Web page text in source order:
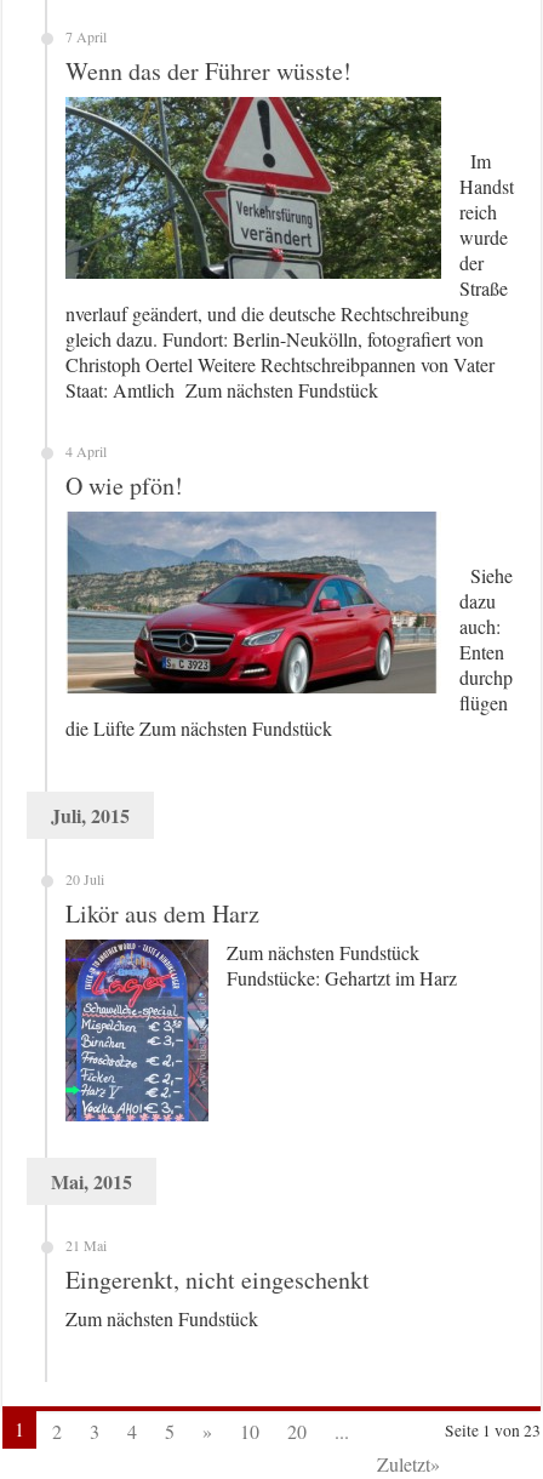
7 April
Wenn das der Führer wüsste!
Im
Handst
reich
wurde
der
Straße
nverlauf geändert, und die deutsche Rechtschreibung
gleich dazu. Fundort: Berlin-Neukölln, fotografiert von
Christoph Oertel Weitere Rechtschreibpannen von Vater
Staat: Amtlich Zum nächsten Fundstück
4 April
O wie pfön!
Siehe
dazu
auch:
Enten
durchp
flügen
die Lüfte Zum nächsten Fundstück
Juli, 2015
20 Juli
Likör aus dem Harz
Zum nächsten Fundstück
Fundstücke: Gehartzt im Harz
Mai, 2015
21 Mai
Eingerenkt, nicht eingeschenkt
Zum nächsten Fundstück
Seite 1 von 23
1 2 3 4 5 » 10 20
...
Zuletzt»